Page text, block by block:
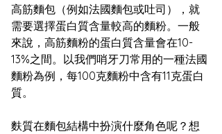
高筋麵包（例如法國麵包或吐司），就
需要選擇蛋白質含量較高的麵粉。一般
來說，高筋麵粉的蛋白質含量會在10-
13%之間。以我們哨牙刀常用的一種法國
麵粉為例，每100克麵粉中含有11克蛋白
質。
麩質在麵包結構中扮演什麼角色呢？想